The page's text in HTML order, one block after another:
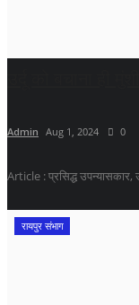
Admin Aug 1, 2024 0
Article : प्रसिद्ध उपन्यासकार,
रायपुर संभाग